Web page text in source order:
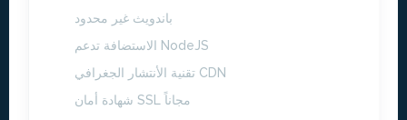
باندويث غير محدود
الاستضافة تدعم NodeJS
تقنية الأنتشار الجغرافي CDN
شهادة أمان SSL مجاناً